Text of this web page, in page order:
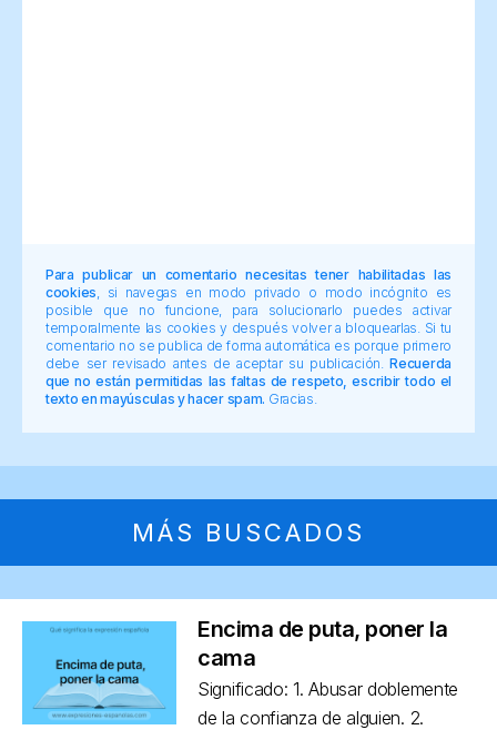
Para publicar un comentario necesitas tener habilitadas las
cookies , si navegas en modo privado o modo incógnito es
posible que no funcione, para solucionarlo puedes activar
temporalmente las cookies y después volver a bloquearlas. Si tu
comentario no se publica de forma automática es porque primero
debe ser revisado antes de aceptar su publicación.Recuerda
que no están permitidas las faltas de respeto, escribir todo el
texto en mayúsculas y hacer spam. Gracias.
MÁS BUSCADOS
Encima de puta, poner la
cama
Significado: 1. Abusar doblemente
de la confianza de alguien. 2.